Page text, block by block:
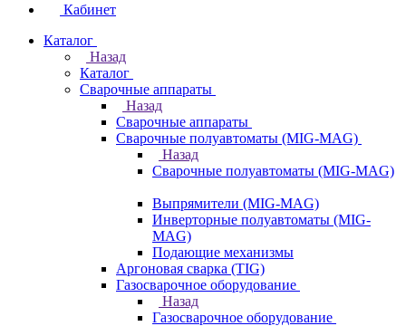
Кабинет
Каталог
Назад
Каталог
Сварочные аппараты
Назад
Сварочные аппараты
Сварочные полуавтоматы (MIG-MAG)
Назад
Сварочные полуавтоматы (MIG-MAG)
Выпрямители (MIG-MAG)
Инверторные полуавтоматы (MIG-
MAG)
Подающие механизмы
Аргоновая сварка (TIG)
Газосварочное оборудование
Назад
Газосварочное оборудование